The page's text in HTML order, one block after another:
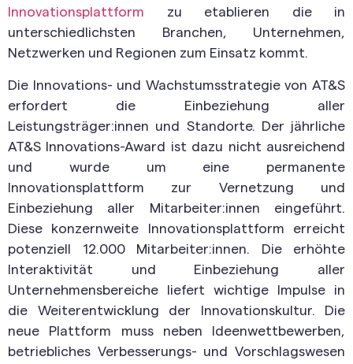
Innovationsplattform zu etablieren die in
unterschiedlichsten Branchen, Unternehmen,
Netzwerken und Regionen zum Einsatz kommt.
Die Innovations- und Wachstumsstrategie von AT&S
erfordert die Einbeziehung aller
Leistungsträger:innen und Standorte. Der jährliche
AT&S Innovations-Award ist dazu nicht ausreichend
und wurde um eine permanente
Innovationsplattform zur Vernetzung und
Einbeziehung aller Mitarbeiter:innen eingeführt.
Diese konzernweite Innovationsplattform erreicht
potenziell 12.000 Mitarbeiter:innen. Die erhöhte
Interaktivität und Einbeziehung aller
Unternehmensbereiche liefert wichtige Impulse in
die Weiterentwicklung der Innovationskultur. Die
neue Plattform muss neben Ideenwettbewerben,
betriebliches Verbesserungs- und Vorschlagswesen